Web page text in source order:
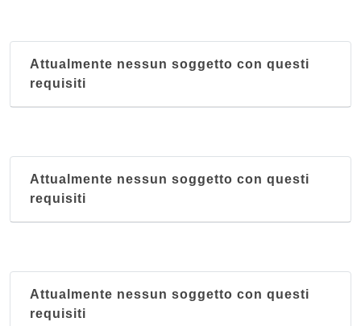
Attualmente nessun soggetto con questi
requisiti
Attualmente nessun soggetto con questi
requisiti
Attualmente nessun soggetto con questi
requisiti